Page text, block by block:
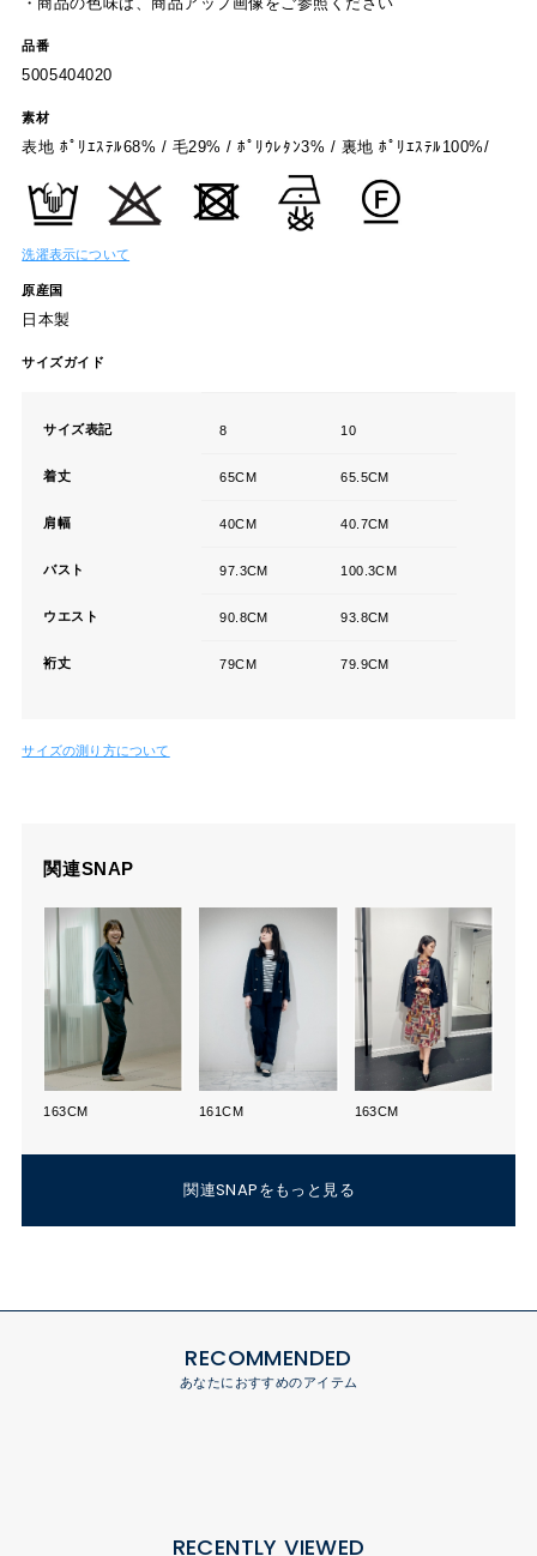
品番
5005404020
素材
表地 ﾎﾟﾘｴｽﾃﾙ68% / 毛29% / ﾎﾟﾘｳﾚﾀﾝ3% / 裏地 ﾎﾟﾘｴｽﾃﾙ100%/
洗濯表示について
原産国
日本製
サイズガイド
サイズ表記 8 10
着丈 65CM 65.5CM
肩幅 40CM 40.7CM
バスト 97.3CM 100.3CM
ウエスト 90.8CM 93.8CM
裄丈 79CM 79.9CM
サイズの測り方について
関連SNAP
163CM 161CM 163CM
関連SNAPをもっと見る
RECOMMENDED
あなたにおすすめのアイテム
RECENTLY VIEWED